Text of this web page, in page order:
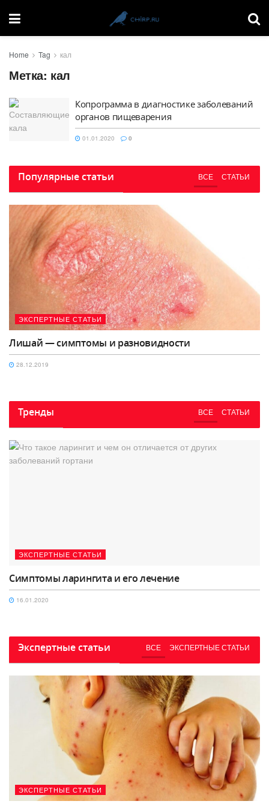
Home Tag кал
Метка: кал
Копрограмма в диагностике заболеваний
органов пищеварения
01.01.2020 0
Популярные статьи ВСЕ СТАТЬИ
ЭКСПЕРТНЫЕ СТАТЬИ
Лишай — симптомы и разновидности
28.12.2019
Тренды ВСЕ СТАТЬИ
ЭКСПЕРТНЫЕ СТАТЬИ
Симптомы ларингита и его лечение
16.01.2020
Экспертные статьи ВСЕ ЭКСПЕРТНЫЕ СТАТЬИ
ЭКСПЕРТНЫЕ СТАТЬИ